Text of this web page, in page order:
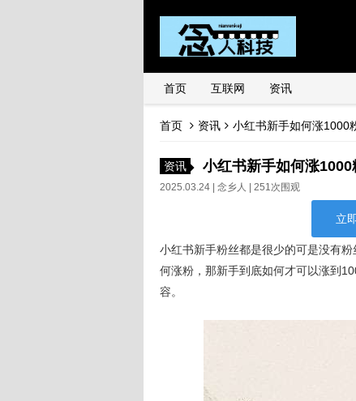
首页 互联网 资讯
首页 资讯 小红书新手如何涨1000
资讯 小红书新手如何涨
2025.03.24 | 念乡人 | 251次围观
立
小红书新手粉丝都是很少的可是没有
何涨粉，那新手到底如何才可以涨到
容。